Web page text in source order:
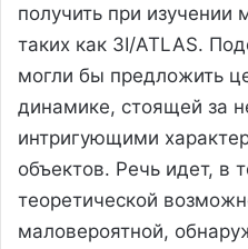
получить при изучении
таких как 3I/ATLAS.
могли бы предложить
динамике, стоящей за
интригующими
объектов. Речь идет, в
теоретической
маловероятной,